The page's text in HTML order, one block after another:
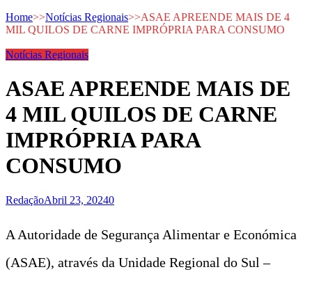
Home>>Notícias Regionais>>ASAE APREENDE MAIS DE 4
MIL QUILOS DE CARNE IMPRÓPRIA PARA CONSUMO
Notícias Regionais
ASAE APREENDE MAIS DE
4 MIL QUILOS DE CARNE
IMPRÓPRIA PARA
CONSUMO
RedaçãoAbril 23, 20240
A Autoridade de Segurança Alimentar e Económica
(ASAE), através da Unidade Regional do Sul –